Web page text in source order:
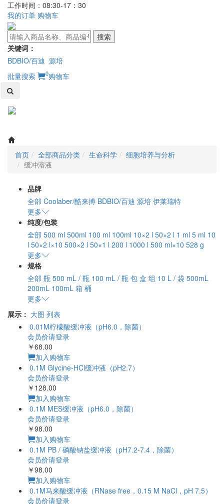
工作时间：08:30-17：30
我的订单 购物车
搜索
关键词：
BDBIO/百迪 源培
批量搜索
0购物车
首页 全部商品分类 生命科学
细胞培养与分析
缓冲溶液
品牌
全部 Coolaber/酷来搏 BDBIO/百迪 源培 伊莱瑞特
更多
纯度/包装
全部 500 ml 500ml 100 ml 100ml 10×2 l 50×2 l 1 ml 5 ml 10
l 50×2 l×10 500×2 l 50×1 l 200 l 1000 l 500 ml×10 528 g
更多
规格
全部 瓶 500 mL / 瓶 100 mL / 瓶 包 盒 组 10 L / 袋 500mL
200mL 100mL 箱 桶
更多
展示： 大图 列表
（pH6.0，除菌）
会员价请登录
￥68.00
加入购物车
液（pH2.7）
会员价请登录
￥128.00
加入购物车
（pH6.0，除菌）
会员价请登录
￥98.00
加入购物车
/ 磷酸钠盐缓冲液（pH7.2-7.4，除菌）